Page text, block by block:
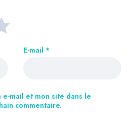
E-mail *
mail et mon site dans le
commentaire.